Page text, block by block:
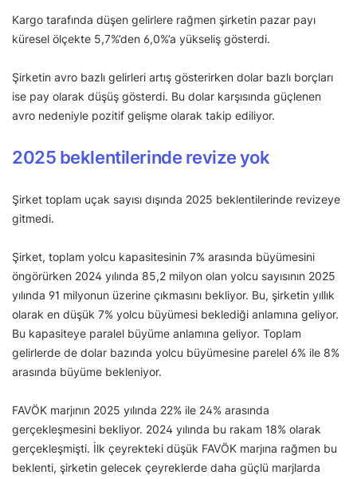
Kargo tarafında düşen gelirlere rağmen şirketin pazar payı
küresel ölçekte 5,7%’den 6,0%’a yükseliş gösterdi.
Şirketin avro bazlı gelirleri artış gösterirken dolar bazlı borçları
ise pay olarak düşüş gösterdi. Bu dolar karşısında güçlenen
avro nedeniyle pozitif gelişme olarak takip ediliyor.
2025 beklentilerinde revize yok
Şirket toplam uçak sayısı dışında 2025 beklentilerinde revizeye
gitmedi.
Şirket, toplam yolcu kapasitesinin 7% arasında büyümesini
öngörürken 2024 yılında 85,2 milyon olan yolcu sayısının 2025
yılında 91 milyonun üzerine çıkmasını bekliyor. Bu, şirketin yıllık
olarak en düşük 7% yolcu büyümesi beklediği anlamına geliyor.
Bu kapasiteye paralel büyüme anlamına geliyor. Toplam
gelirlerde de dolar bazında yolcu büyümesine parelel 6% ile 8%
arasında büyüme bekleniyor.
FAVÖK marjının 2025 yılında 22% ile 24% arasında
gerçekleşmesini bekliyor. 2024 yılında bu rakam 18% olarak
gerçekleşmişti. İlk çeyrekteki düşük FAVÖK marjına rağmen bu
beklenti, şirketin gelecek çeyreklerde daha güçlü marjlarda